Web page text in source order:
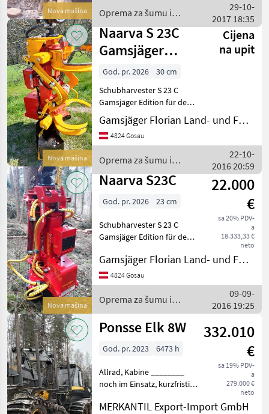
Nova mašina
Ferngesteuerter 2, 5t Winde
ausgerüstet um
Oprema za šumu i
obradu drveta / Niab
29-10-
2017 18:35
Nova mašina
Naarva S 23C
Gamsjäger
Edition
Cijena
na upit
God. pr. 2026
30 cm
Schubharvester S 23 C
Gamsjäger Edition für den
Kran oder Baggeranbau.
NEU: Mit Gebirgsschwinge
für jeden Steilhang, extra
Zangenzylindern und leis
Gamsjäger Florian Land- und Forsttechnik
4824 Gosau
Oprema za šumu i
obradu drveta / Naarva
22-10-
2016 20:59
Nova mašina
Naarva S23C
22.000
€
sa 20% PDV-
a
18.333,33 €
neto
God. pr. 2026 23 cm
Schubharvester S 23 C
Gamsjäger Edition für den
NEU: Mit extra großer
Zange, eigens im Haus
konstruiert und gefertigt
um auch die Bäume bis 3
Gamsjäger Florian Land- und Forsttechnik
4824 Gosau
Oprema za šumu i
obradu drveta / Naarva
09-09-
2016 19:25
Ponsse Elk 8W
332.010
€
sa 19% PDV-
a
279.000 €
neto
God. pr. 2023 6473 h
Allrad, Kabine ________
noch im Einsatz, kurzfristig
(Ponsse) o Kran K90+ o
MERKANTIL Export-Import GmbH